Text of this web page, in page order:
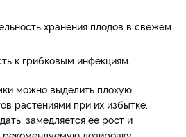
хранения плодов в свежем
к грибковым инфекциям.
можно выделить плохую
растениями при их избытке.
замедляется ее рост и